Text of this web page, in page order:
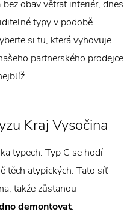
obav větrat interiér, dnes
typy v podobě
si tu, která vyhovuje
partnerského prodejce
Kraj Vysočina
typech. Typ C se hodí
těch atypických. Tato síť
takže zůstanou
demontovat.